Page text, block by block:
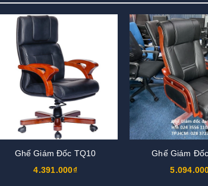
Ghế Giám Đốc TQ10
4.391.000₫
Ghế Giám